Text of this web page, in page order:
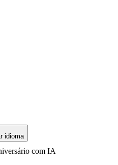
idioma
com IA